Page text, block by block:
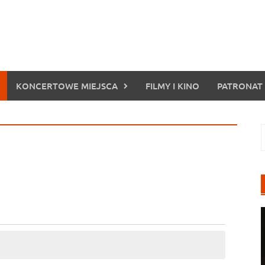
KONCERTOWE MIEJSCA FILMY I KINO PATRONAT